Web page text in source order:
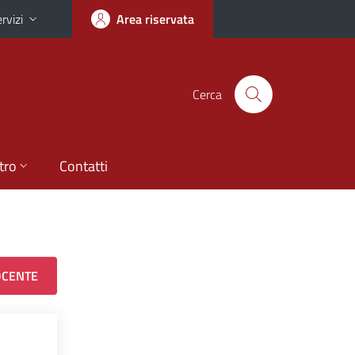
Area riservata
Cerca
Contatti